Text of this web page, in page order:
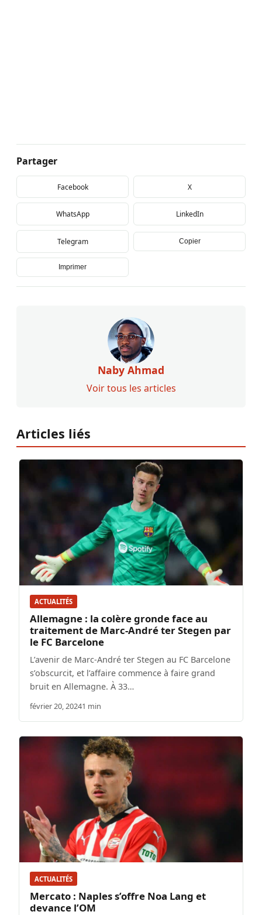
Partager
Facebook X
WhatsApp LinkedIn
Telegram Copier
Imprimer
Naby Ahmad
Voir tous les articles
Articles liés
ACTUALITÉS
Allemagne : la colère gronde face au
traitement de Marc-André ter Stegen par
le FC Barcelone
L’avenir de Marc-André ter Stegen au FC Barcelone
s’obscurcit, et l’affaire commence à faire grand
bruit en Allemagne. À 33…
février 20, 20241 min
ACTUALITÉS
Mercato : Naples s’offre Noa Lang et
devance l’OM